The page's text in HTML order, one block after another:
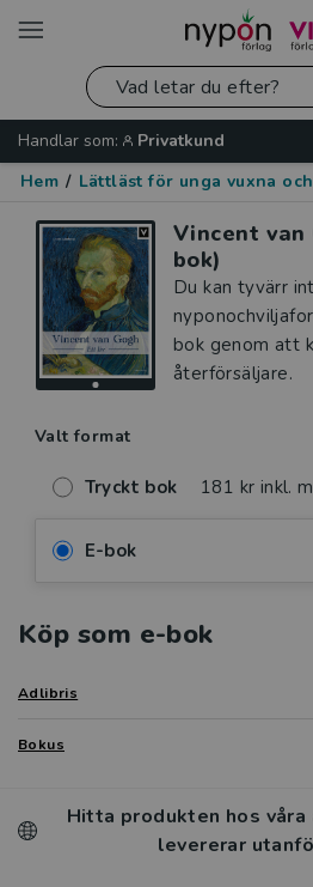
Handlar som:
Privatkund
Hem / Lättläst för unga vuxna
Vincent
bok)
Du kan tyvärr
bok genom att
återförsäljare.
Valt format
Tryckt bok 181 kr inkl.
E-bok
Köp som e-bok
Adlibris
Bokus
Hitta produkten hos
levererar